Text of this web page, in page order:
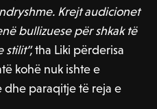
Krejt audicionet
bullizuese për shkak të
stilit”,tha Liki përderisa
kohë nuk ishte e
dhe paraqitje të reja e